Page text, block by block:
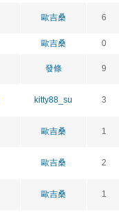
歐吉桑 6
歐吉桑 0
發條 9
kitty88_su 3
歐吉桑 1
歐吉桑 2
歐吉桑 1